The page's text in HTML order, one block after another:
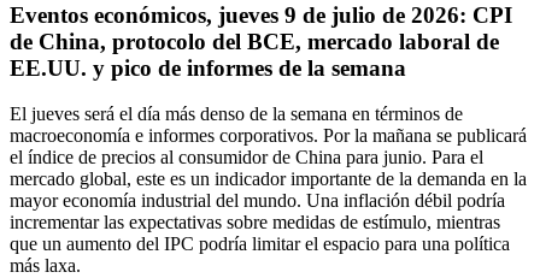
Eventos económicos, jueves 9 de julio de 2026: CPI
de China, protocolo del BCE, mercado laboral de
EE.UU. y pico de informes de la semana
El jueves será el día más denso de la semana en términos de
macroeconomía e informes corporativos. Por la mañana se publicará
el índice de precios al consumidor de China para junio. Para el
mercado global, este es un indicador importante de la demanda en la
mayor economía industrial del mundo. Una inflación débil podría
incrementar las expectativas sobre medidas de estímulo, mientras
que un aumento del IPC podría limitar el espacio para una política
más laxa.